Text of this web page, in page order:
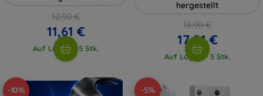
12,90 €
11,61 €
Auf Lager > 5 Stk.
hergestellt
18,90 €
17,01 €
Auf Lager > 5 Stk.
-10% -5%